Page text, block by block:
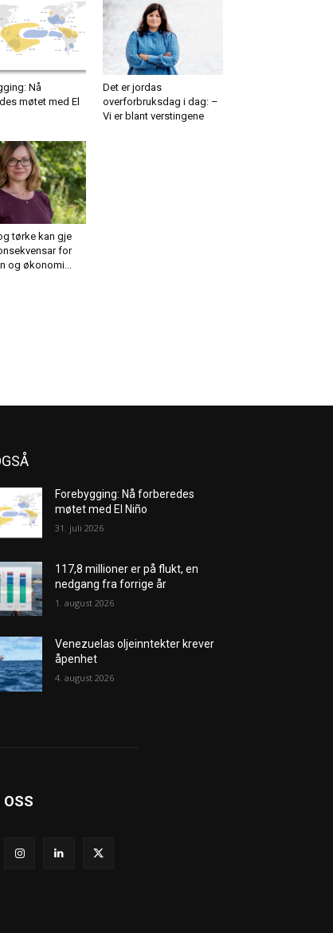
Nå
møtet med El
Det er jordas
overforbruksdag i dag: –
Vi er blant verstingene
tørke kan gje
for
og økonomi...
Forebygging: Nå forberedes
møtet med El Niño
31. juli 2026
117,8 millioner er på flukt, en
nedgang fra forrige år
1. august 2026
Venezuelas oljeinntekter krever
åpenhet
4. august 2026
OSS